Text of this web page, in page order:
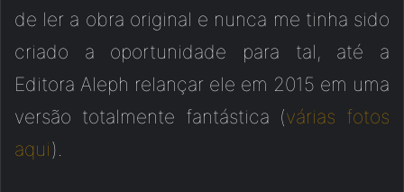
de ler a obra original e nunca me tinha sido
criado a oportunidade para tal, até a
Editora Aleph relançar ele em 2015 em uma
versão totalmente fantástica (várias fotos
aqui).